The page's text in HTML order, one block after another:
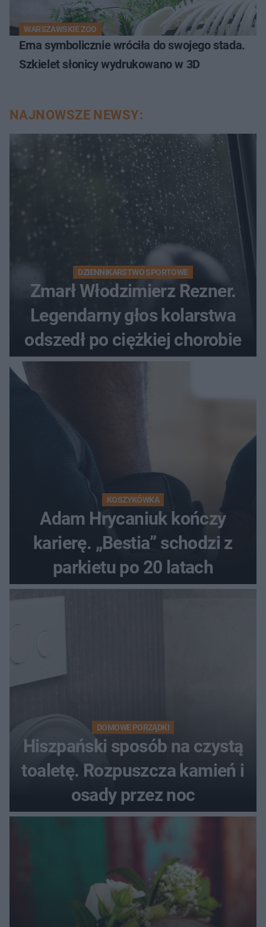
WARSZAWSKIE ZOO
Erna symbolicznie wróciła do swojego stada.
Szkielet słonicy wydrukowano w 3D
NAJNOWSZE NEWSY:
DZIENNIKARSTWO SPORTOWE
Zmarł Włodzimierz Rezner.
Legendarny głos kolarstwa
odszedł po ciężkiej chorobie
KOSZYKÓWKA
Adam Hrycaniuk kończy
karierę. „Bestia” schodzi z
parkietu po 20 latach
DOMOWE PORZĄDKI
Hiszpański sposób na czystą
toaletę. Rozpuszcza kamień i
osady przez noc